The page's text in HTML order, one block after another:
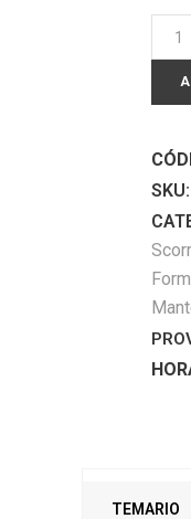
E
Del
O
SKU:
TEMARIO